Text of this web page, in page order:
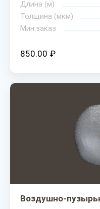
Длина (м)
Толщина (мкм)
Мин.заказ
850.00 ₽
Воздушно-